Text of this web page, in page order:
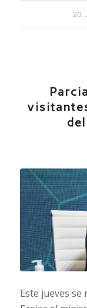
20
Este jueves se